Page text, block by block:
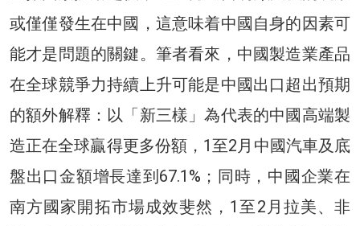
或僅僅發生在中國，這意味着中國自身的因素可
能才是問題的關鍵。筆者看來，中國製造業產品
在全球競爭力持續上升可能是中國出口超出預期
的額外解釋：以「新三樣」為代表的中國高端製
造正在全球贏得更多份額，1至2月中國汽車及底
盤出口金額增長達到67.1%；同時，中國企業在
南方國家開拓市場成效斐然，1至2月拉美、非